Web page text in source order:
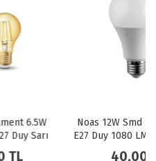
Noas 12W Smd Led Ampül
E27 Duy 1080 LM Beyaz Işık